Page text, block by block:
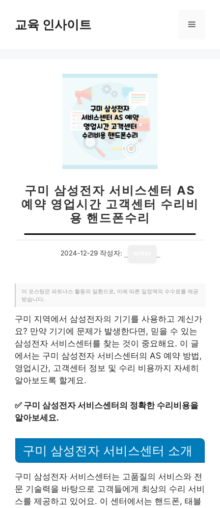
교육 인사이트 메
구미 삼성전자 서비스센터 AS
예약 영업시간 고객센터 수리비
용 핸드폰수리
2024-12-29 작성자:
이 포스팅은 파트너스 활동의 일환으로, 이에 따른 일정액의 수수료를 제공
받습니다.
구미 지역에서 삼성전자의 기기를 사용하고 계신가
요? 만약 기기에 문제가 발생한다면, 믿을 수 있는
삼성전자 서비스센터를 찾는 것이 중요해요. 이 글
에서는 구미 삼성전자 서비스센터의 AS 예약 방법,
영업시간, 고객센터 정보 및 수리 비용까지 자세히
알아보도록 할게요.
✅ 구미 삼성전자 서비스센터의 정확한 수리비용을
알아보세요.
구미 삼성전자 서비스센터 소개
구미 삼성전자 서비스센터는 고품질의 서비스와 전
문 기술력을 바탕으로 고객들에게 최상의 수리 서비
스를 제공하고 있어요. 이 센터에서는 핸드폰, 태블